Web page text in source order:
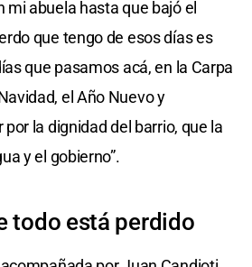
mi abuela hasta que bajó el
que tengo de esos días es
que pasamos acá, en la Carpa
el Año Nuevo y
la dignidad del barrio, que la
y el gobierno”.
todo está perdido